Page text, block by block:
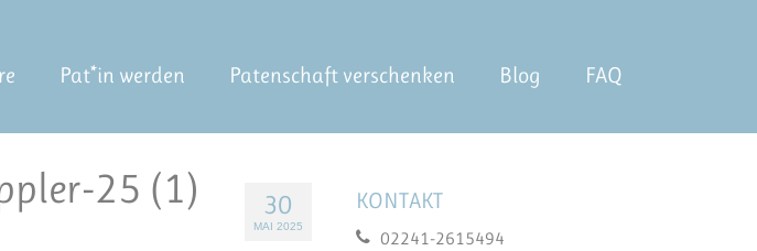
Pat*in werden Patenschaft verschenken Blog FAQ
30
MAI 2025
25 (1) KONTAKT
02241-2615494